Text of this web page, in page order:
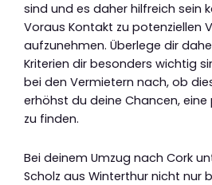
sind und es daher hilfreich sein
Voraus Kontakt zu potenziellen
aufzunehmen. Überlege dir
Kriterien dir besonders wichtig
bei den Vermietern nach, ob
erhöhst du deine Chancen,
zu finden.
Bei deinem Umzug nach Cork
Scholz aus Winterthur nicht nur